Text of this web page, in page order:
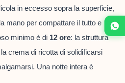
in eccesso sopra la superficie,
mano per compattare il tutto e
minimo è di 12 ore: la struttura
crema di ricotta di solidificarsi
Una notte intera è